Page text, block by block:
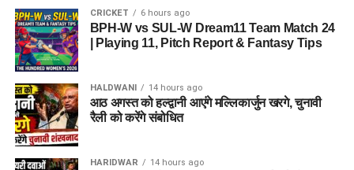
CRICKET 6 hours ago
BPH-W vs SUL-W Dream11 Team Match 24
| Playing 11, Pitch Report & Fantasy Tips
HALDWANI 14 hours ago
आठ अगस्त को हल्द्वानी आएंगे मल्लिकार्जुन खरगे, चुनावी
रैली को करेंगे संबोधित
HARIDWAR 14 hours ago